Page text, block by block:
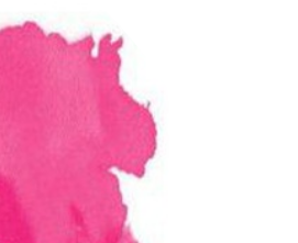
کانال تلگرام لباس
کانال تلگرام تولیدی
کانال تلگرام فروشگاه
کانال تلگرام عمده